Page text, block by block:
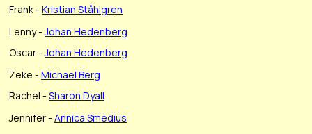
Frank - Kristian Ståhlgren
Lenny -Johan Hedenberg
Oscar -Johan Hedenberg
Zeke - Michael Berg
Rachel - Sharon Dyall
Jennifer - Annica Smedius